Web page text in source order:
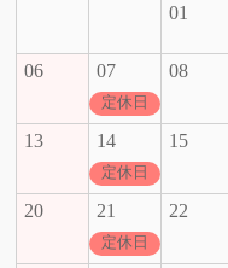
01
06 07
定休日
08
13 14
定休日
15
20 21
定休日
22